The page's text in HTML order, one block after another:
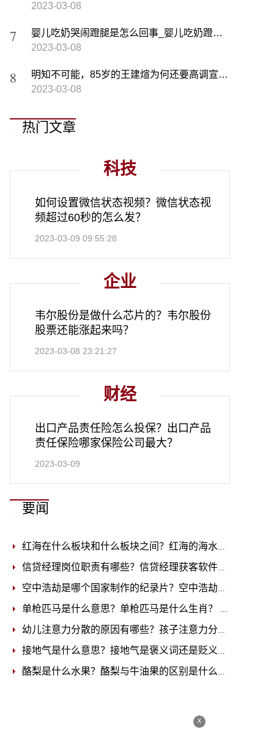
2023-03-08
婴儿吃奶哭闹蹬腿是怎么回事_婴儿吃奶蹬腿打挺哭闹正常吗 世界快播报
2023-03-08
明知不可能，85岁的王建煊为何还要高调宣布参加2024“大选”
2023-03-08
热门文章
科技
如何设置微信状态视频？微信状态视
频超过60秒的怎么发？
2023-03-09 09:55:28
企业
韦尔股份是做什么芯片的？韦尔股份
股票还能涨起来吗？
2023-03-08 23:21:27
财经
出口产品责任险怎么投保？出口产品
责任保险哪家保险公司最大？
2023-03-09
要闻
红海在什么板块和什么板块之间？红海的海水是什么颜色的？
信贷经理岗位职责有哪些？信贷经理获客软件哪个好用？
空中浩劫是哪个国家制作的纪录片？空中浩劫博南是哪一集？
单枪匹马是什么意思？单枪匹马是什么生肖？
幼儿注意力分散的原因有哪些？孩子注意力分散怎么解决？
接地气是什么意思？接地气是褒义词还是贬义词？
酪梨是什么水果？酪梨与牛油果的区别是什么？
x